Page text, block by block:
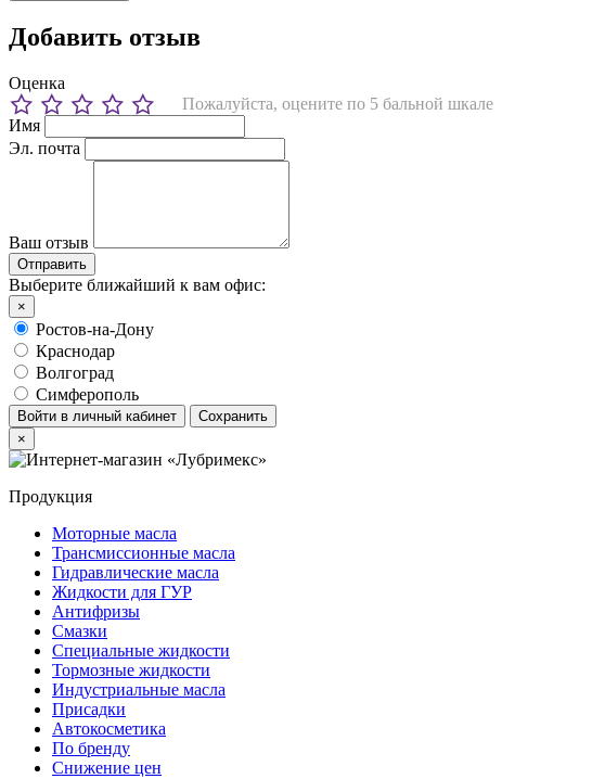
Добавить отзыв
Оценка
Пожалуйста, оцените по 5 бальной шкале
Имя
Эл. почта
Ваш отзыв
Выберите ближайший к вам офис:
×
Ростов-на-Дону
Краснодар
Волгоград
Симферополь
Войти в личный кабинет
Сохранить
×
Продукция
Моторные масла
Трансмиссионные масла
Гидравлические масла
Жидкости для ГУР
Антифризы
Смазки
Специальные жидкости
Тормозные жидкости
Индустриальные масла
Присадки
Автокосметика
По бренду
Снижение цен